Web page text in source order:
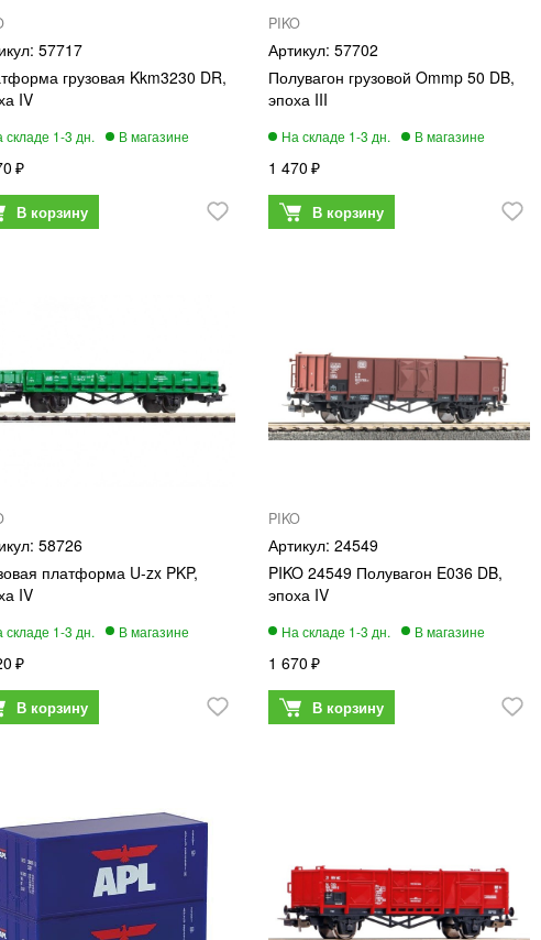
57717
грузовая Kkm3230 DR,
IV
PIKO
57702
Полувагон грузовой Ommp 50 DB,
эпоха III
1 470
58726
платформа U-zx PKP,
IV
PIKO
24549
PIKO 24549 Полувагон E036 DB,
эпоха IV
1 670